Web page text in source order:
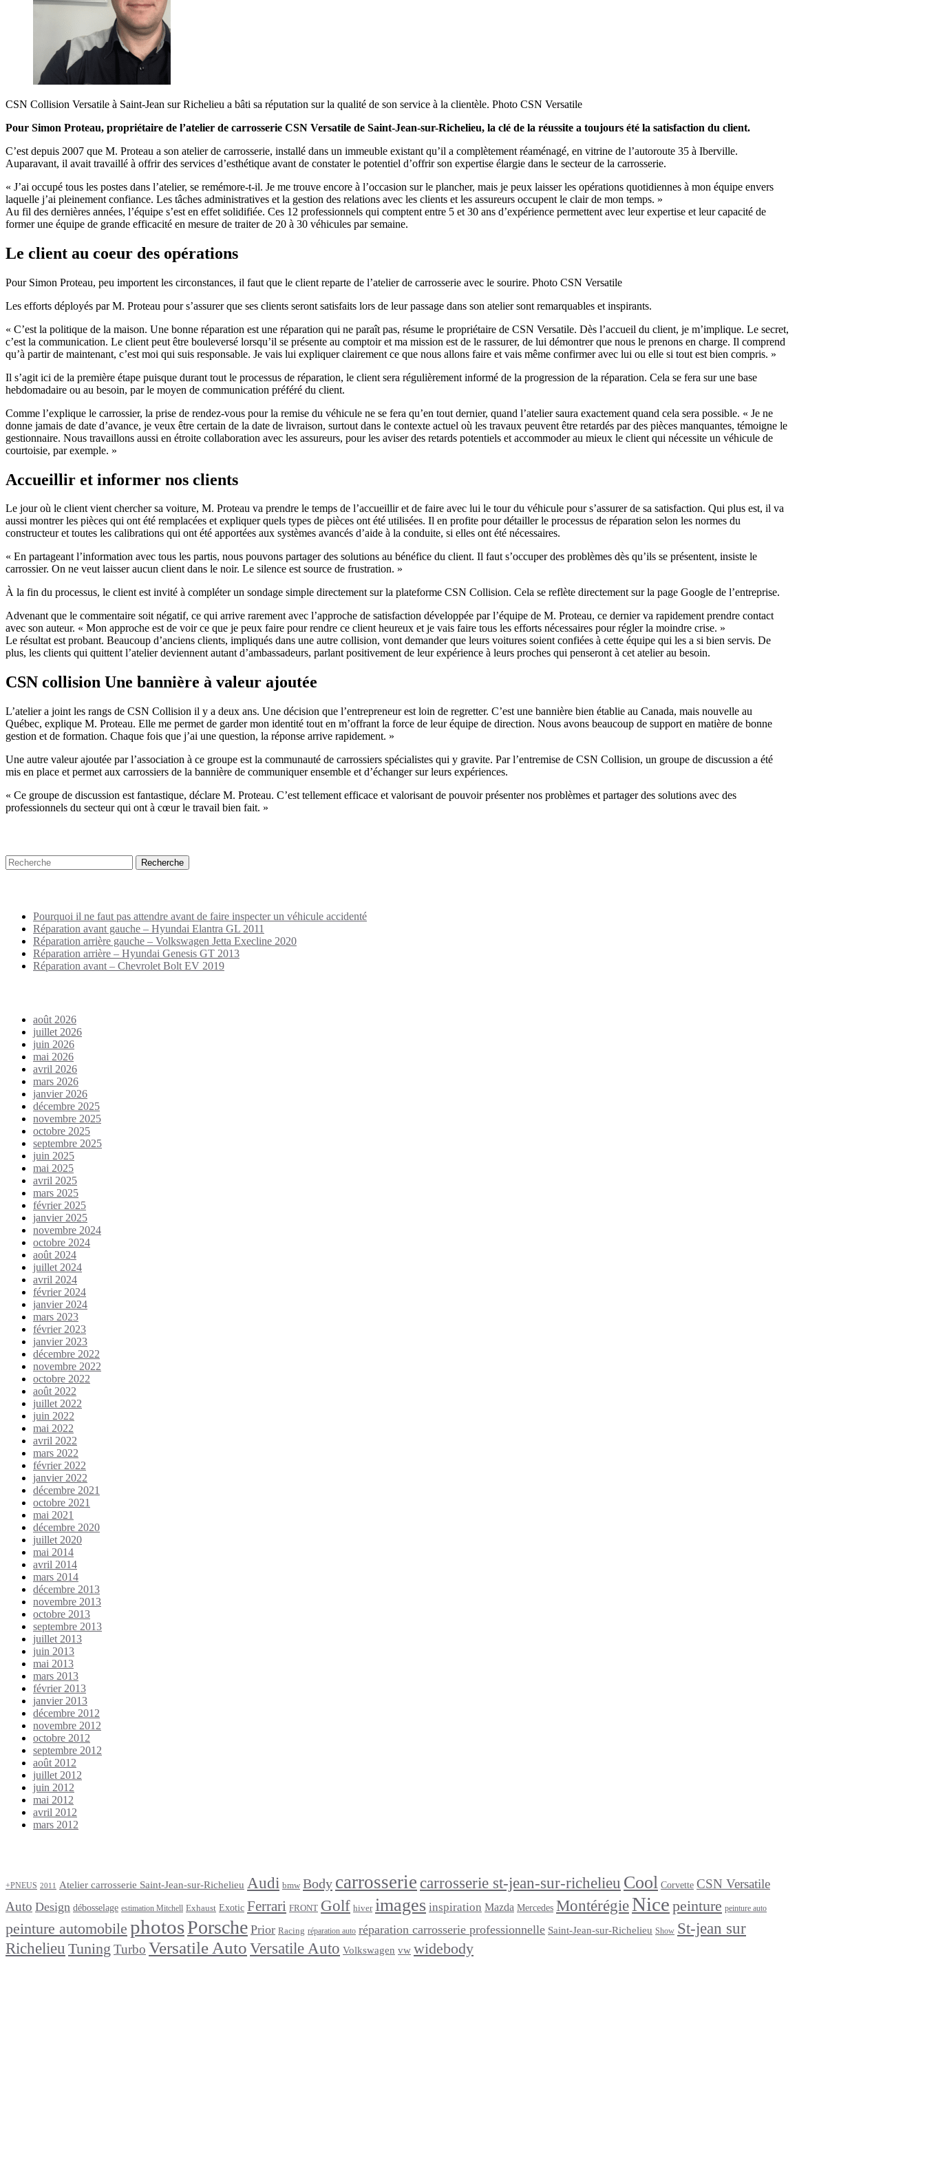
CSN Collision Versatile à Saint-Jean sur Richelieu a bâti sa réputation sur la qualité de son service à la clientèle. Photo CSN Versatile
Pour Simon Proteau, propriétaire de l’atelier de carrosserie CSN Versatile de Saint-Jean-sur-Richelieu, la clé de la réussite a toujours été la satisfaction du client.
C’est depuis 2007 que M. Proteau a son atelier de carrosserie, installé dans un immeuble existant qu’il a complètement réaménagé, en vitrine de l’autoroute 35 à Iberville.
Auparavant, il avait travaillé à offrir des services d’esthétique avant de constater le potentiel d’offrir son expertise élargie dans le secteur de la carrosserie.
« J’ai occupé tous les postes dans l’atelier, se remémore-t-il. Je me trouve encore à l’occasion sur le plancher, mais je peux laisser les opérations quotidiennes à mon équipe envers
laquelle j’ai pleinement confiance. Les tâches administratives et la gestion des relations avec les clients et les assureurs occupent le clair de mon temps. »
Au fil des dernières années, l’équipe s’est en effet solidifiée. Ces 12 professionnels qui comptent entre 5 et 30 ans d’expérience permettent avec leur expertise et leur capacité de
former une équipe de grande efficacité en mesure de traiter de 20 à 30 véhicules par semaine.
Le client au coeur des opérations
Pour Simon Proteau, peu importent les circonstances, il faut que le client reparte de l’atelier de carrosserie avec le sourire. Photo CSN Versatile
Les efforts déployés par M. Proteau pour s’assurer que ses clients seront satisfaits lors de leur passage dans son atelier sont remarquables et inspirants.
« C’est la politique de la maison. Une bonne réparation est une réparation qui ne paraît pas, résume le propriétaire de CSN Versatile. Dès l’accueil du client, je m’implique. Le secret,
c’est la communication. Le client peut être bouleversé lorsqu’il se présente au comptoir et ma mission est de le rassurer, de lui démontrer que nous le prenons en charge. Il comprend
qu’à partir de maintenant, c’est moi qui suis responsable. Je vais lui expliquer clairement ce que nous allons faire et vais même confirmer avec lui ou elle si tout est bien compris. »
Il s’agit ici de la première étape puisque durant tout le processus de réparation, le client sera régulièrement informé de la progression de la réparation. Cela se fera sur une base
hebdomadaire ou au besoin, par le moyen de communication préféré du client.
Comme l’explique le carrossier, la prise de rendez-vous pour la remise du véhicule ne se fera qu’en tout dernier, quand l’atelier saura exactement quand cela sera possible. « Je ne
donne jamais de date d’avance, je veux être certain de la date de livraison, surtout dans le contexte actuel où les travaux peuvent être retardés par des pièces manquantes, témoigne le
gestionnaire. Nous travaillons aussi en étroite collaboration avec les assureurs, pour les aviser des retards potentiels et accommoder au mieux le client qui nécessite un véhicule de
courtoisie, par exemple. »
Accueillir et informer nos clients
Le jour où le client vient chercher sa voiture, M. Proteau va prendre le temps de l’accueillir et de faire avec lui le tour du véhicule pour s’assurer de sa satisfaction. Qui plus est, il va
aussi montrer les pièces qui ont été remplacées et expliquer quels types de pièces ont été utilisées. Il en profite pour détailler le processus de réparation selon les normes du
constructeur et toutes les calibrations qui ont été apportées aux systèmes avancés d’aide à la conduite, si elles ont été nécessaires.
« En partageant l’information avec tous les partis, nous pouvons partager des solutions au bénéfice du client. Il faut s’occuper des problèmes dès qu’ils se présentent, insiste le
carrossier. On ne veut laisser aucun client dans le noir. Le silence est source de frustration. »
À la fin du processus, le client est invité à compléter un sondage simple directement sur la plateforme CSN Collision. Cela se reflète directement sur la page Google de l’entreprise.
Advenant que le commentaire soit négatif, ce qui arrive rarement avec l’approche de satisfaction développée par l’équipe de M. Proteau, ce dernier va rapidement prendre contact
avec son auteur. « Mon approche est de voir ce que je peux faire pour rendre ce client heureux et je vais faire tous les efforts nécessaires pour régler la moindre crise. »
Le résultat est probant. Beaucoup d’anciens clients, impliqués dans une autre collision, vont demander que leurs voitures soient confiées à cette équipe qui les a si bien servis. De
plus, les clients qui quittent l’atelier deviennent autant d’ambassadeurs, parlant positivement de leur expérience à leurs proches qui penseront à cet atelier au besoin.
CSN collision Une bannière à valeur ajoutée
L’atelier a joint les rangs de CSN Collision il y a deux ans. Une décision que l’entrepreneur est loin de regretter. C’est une bannière bien établie au Canada, mais nouvelle au
Québec, explique M. Proteau. Elle me permet de garder mon identité tout en m’offrant la force de leur équipe de direction. Nous avons beaucoup de support en matière de bonne
gestion et de formation. Chaque fois que j’ai une question, la réponse arrive rapidement. »
Une autre valeur ajoutée par l’association à ce groupe est la communauté de carrossiers spécialistes qui y gravite. Par l’entremise de CSN Collision, un groupe de discussion a été
mis en place et permet aux carrossiers de la bannière de communiquer ensemble et d’échanger sur leurs expériences.
« Ce groupe de discussion est fantastique, déclare M. Proteau. C’est tellement efficace et valorisant de pouvoir présenter nos problèmes et partager des solutions avec des
professionnels du secteur qui ont à cœur le travail bien fait. »
Pourquoi il ne faut pas attendre avant de faire inspecter un véhicule accidenté
Réparation avant gauche – Hyundai Elantra GL 2011
Réparation arrière gauche – Volkswagen Jetta Execline 2020
Réparation arrière – Hyundai Genesis GT 2013
Réparation avant – Chevrolet Bolt EV 2019
août 2026
juillet 2026
juin 2026
mai 2026
avril 2026
mars 2026
janvier 2026
décembre 2025
novembre 2025
octobre 2025
septembre 2025
juin 2025
mai 2025
avril 2025
mars 2025
février 2025
janvier 2025
novembre 2024
octobre 2024
août 2024
juillet 2024
avril 2024
février 2024
janvier 2024
mars 2023
février 2023
janvier 2023
décembre 2022
novembre 2022
octobre 2022
août 2022
juillet 2022
juin 2022
mai 2022
avril 2022
mars 2022
février 2022
janvier 2022
décembre 2021
octobre 2021
mai 2021
décembre 2020
juillet 2020
mai 2014
avril 2014
mars 2014
décembre 2013
novembre 2013
octobre 2013
septembre 2013
juillet 2013
juin 2013
mai 2013
mars 2013
février 2013
janvier 2013
décembre 2012
novembre 2012
octobre 2012
septembre 2012
août 2012
juillet 2012
juin 2012
mai 2012
avril 2012
mars 2012
+PNEUS 2011 Atelier carrosserie Saint-Jean-sur-Richelieu Audi bmw Body carrosserie carrosserie st-jean-sur-richelieu Cool Corvette CSN Versatile
Auto Design débosselage estimation Mitchell Exhaust Exotic Ferrari FRONT Golf hiver images inspiration Mazda Mercedes Montérégie Nice peinture peinture auto
peinture automobile photosPorsche Prior Racing réparation auto réparation carrosserie professionnelle Saint-Jean-sur-Richelieu Show St-jean sur
Richelieu Tuning Turbo Versatile AutoVersatile Auto Volkswagen vw widebody